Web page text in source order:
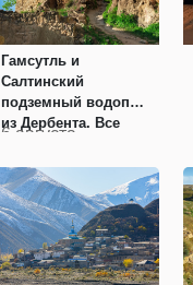
Гамсутль и
Салтинский
подземный водопад
из Дербента. Все
6 августа